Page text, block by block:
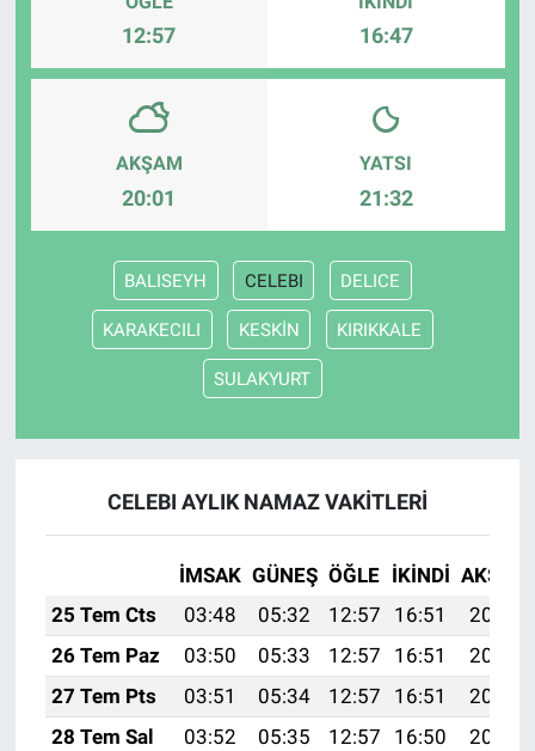
12:57 16:47
AKŞAM
20:01
YATSI
21:32
BALISEYH CELEBI DELICE
KARAKECILI KESKİN KIRIKKALE
SULAKYURT
CELEBI AYLIK NAMAZ VAKITLERI
İMSAK GÜNEŞ ÖĞLE İKINDI AKŞAM
25 Tem Cts
03:48 05:32 12:57 16:51
20:13
26 Tem Paz
03:50 05:33 12:57 16:51
20:12
27 Tem Pts
03:51 05:34 12:57 16:51
20:11
28 Tem Sal
03:52 05:35 12:57 16:50
20:10